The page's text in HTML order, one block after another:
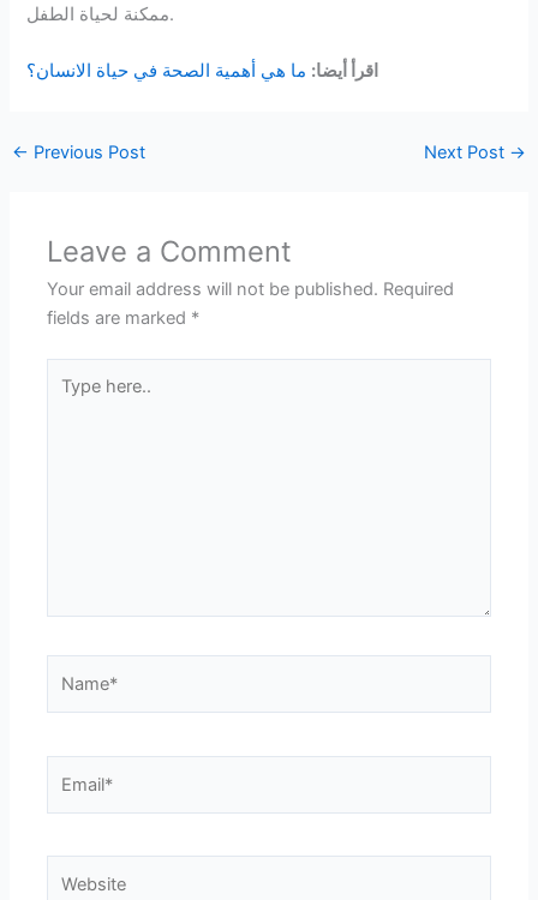
ممكنة لحياة الطفل.
اقرأ أيضا: ما هي أهمية الصحة في حياة الانسان؟
← Previous Post Next Post →
Leave a Comment
Your email address will not be published. Required
fields are marked *
here..